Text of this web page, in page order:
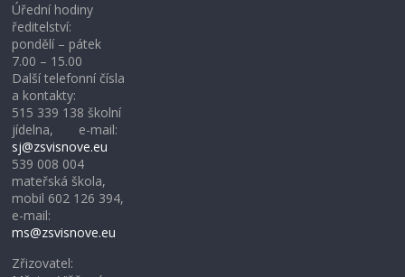
Úřední hodiny
ředitelství:
pondělí – pátek
7.00 – 15.00
Další telefonní čísla
a kontakty:
515 339 138 školní
jídelna, e-mail:
sj@zsvisnove.eu
539 008 004
mateřská škola,
mobil 602 126 394,
e-mail:
ms@zsvisnove.eu
Zřizovatel: